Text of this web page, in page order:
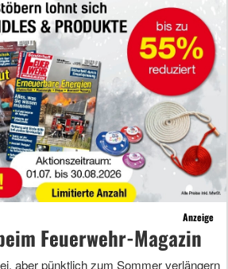
Anzeige
Feuerwehr-Magazin
aber pünktlich zum Sommer verlängern